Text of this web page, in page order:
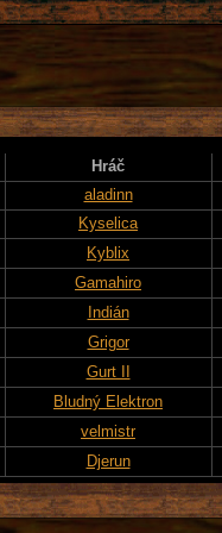
Hráč
aladinn
Kyselica
Kyblix
Gamahiro
Indián
Grigor
Gurt II
Bludný Elektron
velmistr
Djerun